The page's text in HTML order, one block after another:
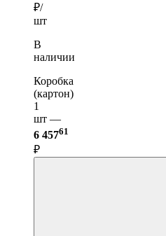
₽/
шт
В
наличии
Коробка
(картон)
1
шт —
6 45761
₽